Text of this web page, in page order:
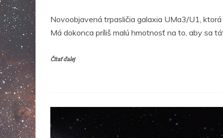
Novoobjavená trpasličia galaxia UMa3/U1, ktorá
Má dokonca príliš malú hmotnosť na to, aby sa
Čítať ďalej